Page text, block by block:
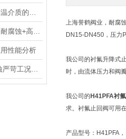
性能分析
上海誉鹤阀业，耐腐
DN15-DN450，压力
我公司的衬氟升降式
时，由流体压力和阀
我公司的 H41PFA衬
求。衬氟止回阀可用
产品型号：H41PFA